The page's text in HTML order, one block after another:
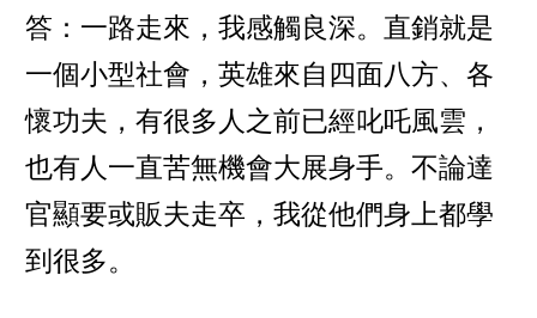
答：一路走來，我感觸良深。直銷就是
一個小型社會，英雄來自四面八方、各
懷功夫，有很多人之前已經叱吒風雲，
也有人一直苦無機會大展身手。不論達
官顯要或販夫走卒，我從他們身上都學
到很多。